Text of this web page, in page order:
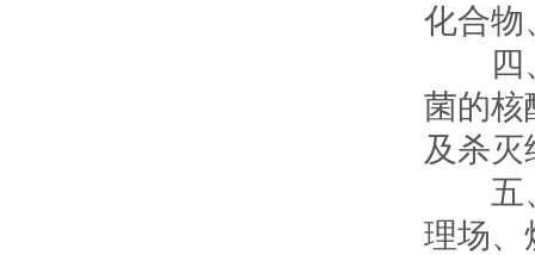
化合物
四、
菌的核
及杀灭
五、
理场、